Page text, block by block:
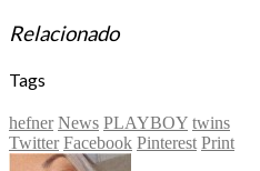
Relacionado
Tags
hefner News PLAYBOY twins
Twitter Facebook Pinterest Print